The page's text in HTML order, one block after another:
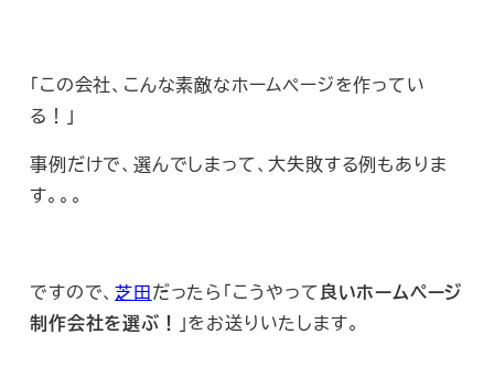
「この会社、こんな素敵なホームページを作ってい
る！」
事例だけで、選んでしまって、大失敗する例もありま
す。。。
ですので、芝田だったら「こうやって良いホームページ
制作会社を選ぶ！ 」をお送りいたします。